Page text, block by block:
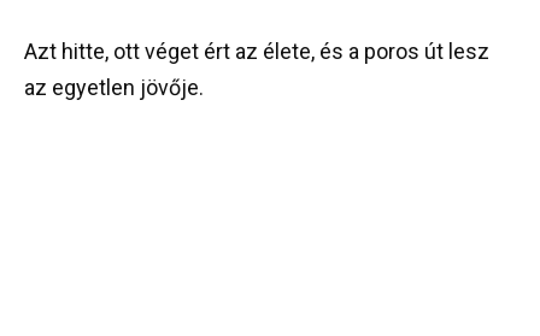
Azt hitte, ott véget ért az élete, és a poros út lesz
az egyetlen jövője.